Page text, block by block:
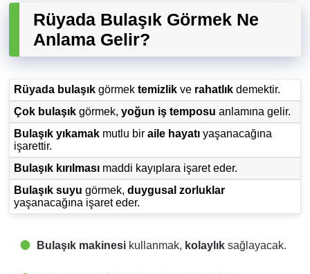
Rüyada Bulaşık Görmek Ne
Anlama Gelir?
Rüyada bulaşık görmektemizlik ve rahatlık demektir.
Çok bulaşık görmek,yoğun iş temposu anlamına gelir.
Bulaşık yıkamak mutlu biraile hayatı yaşanacağına
işarettir.
Bulaşık kırılması maddi kayıplara işaret eder.
Bulaşık suyu görmek,duygusal zorluklar
yaşanacağına işaret eder.
Bulaşık makinesi kullanmak, kolaylık sağlayacak.